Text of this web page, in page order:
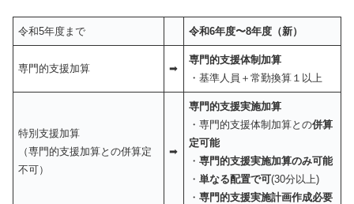
令和5年度まで 令和6年度〜8年度 （新）
専門的支援加算 ➡
専門的支援体制加算
・基準人員＋常勤換算１以上
特別支援加算
（専門的支援加算との併算定
不可）
➡
専門的支援実施加算
・専門的支援体制加算との併算
定可能
・専門的支援実施加算のみ可能
・単なる配置で可(30分以上)
・専門的支援実施計画作成必要